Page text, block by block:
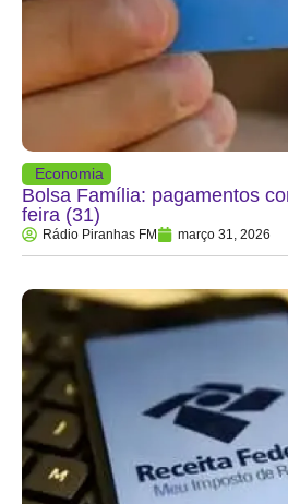
Economia
Bolsa Família: pagamentos
feira (31)
Rádio Piranhas FM março 31, 2026